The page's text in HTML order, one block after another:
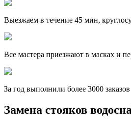
Выезжаем в течение 45 мин,
Все мастера приезжают в масках и
За год выполнили более 3000 заказов
Замена стояков